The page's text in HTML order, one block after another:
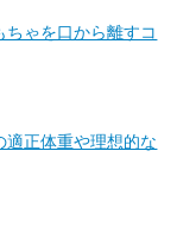
ちゃを口から離すコ
適正体重や理想的な